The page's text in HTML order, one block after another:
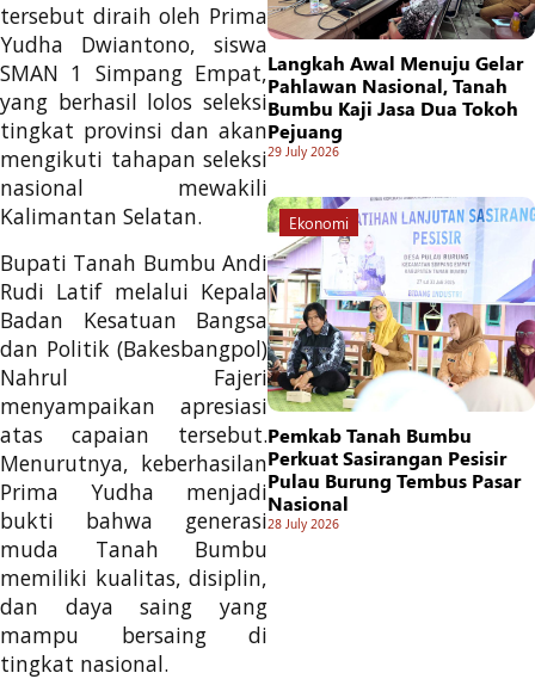
tersebut diraih oleh Prima
Yudha Dwiantono, siswa
SMAN 1 Simpang Empat,
yang berhasil lolos seleksi
tingkat provinsi dan akan
mengikuti tahapan seleksi
nasional mewakili
Kalimantan Selatan.
Bupati Tanah Bumbu Andi
Rudi Latif melalui Kepala
Badan Kesatuan Bangsa
dan Politik (Bakesbangpol)
Nahrul Fajeri
menyampaikan apresiasi
atas capaian tersebut.
Menurutnya, keberhasilan
Prima Yudha menjadi
bukti bahwa generasi
muda Tanah Bumbu
memiliki kualitas, disiplin,
dan daya saing yang
mampu bersaing di
tingkat nasional.
Langkah Awal Menuju Gelar
Pahlawan Nasional, Tanah
Bumbu Kaji Jasa Dua Tokoh
Pejuang
29 July 2026
Ekonomi
Pemkab Tanah Bumbu
Perkuat Sasirangan Pesisir
Pulau Burung Tembus Pasar
Nasional
28 July 2026